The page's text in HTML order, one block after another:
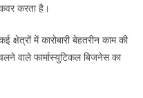
करता है।
में कारोबारी बेहतरीन काम की
वाले फार्मास्युटिकल बिजनेस का